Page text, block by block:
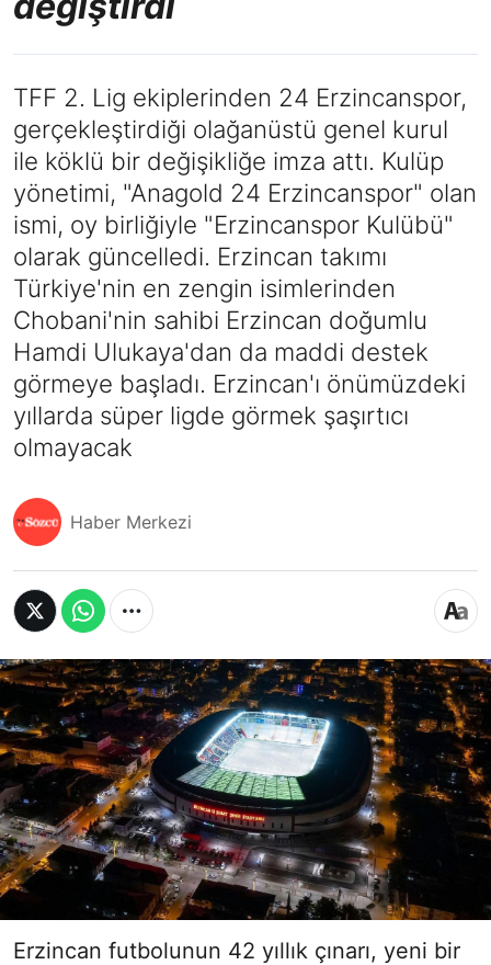
TFF 2. Lig ekiplerinden 24 Erzincanspor,
gerçekleştirdiği olağanüstü genel kurul
ile köklü bir değişikliğe imza attı. Kulüp
yönetimi, "Anagold 24 Erzincanspor" olan
ismi, oy birliğiyle "Erzincanspor Kulübü"
olarak güncelledi. Erzincan takımı
Türkiye'nin en zengin isimlerinden
Chobani'nin sahibi Erzincan doğumlu
Hamdi Ulukaya'dan da maddi destek
görmeye başladı. Erzincan'ı önümüzdeki
yıllarda süper ligde görmek şaşırtıcı
olmayacak
Haber Merkezi
Erzincan futbolunun 42 yıllık çınarı, yeni bir